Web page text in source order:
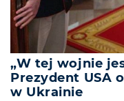
„W tej wojnie
Prezydent USA
w Ukrainie